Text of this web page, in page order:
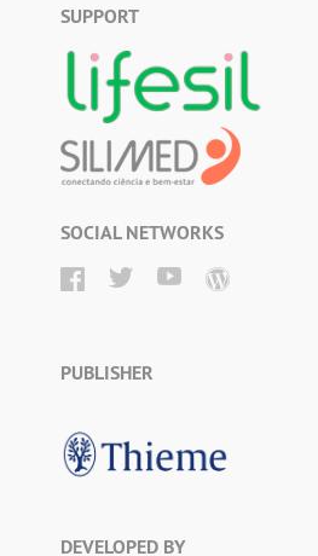
SUPPORT
SOCIAL NETWORKS
PUBLISHER
DEVELOPED BY